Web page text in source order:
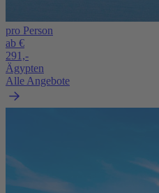
pro Person
ab €
291,-
Ägypten
Alle Angebote